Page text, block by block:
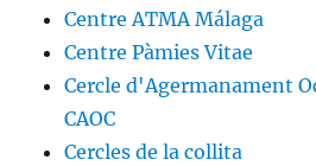
Centre ATMA Málaga
Centre Pàmies Vitae
Cercle d'Agermanament
CAOC
Cercles de la collita